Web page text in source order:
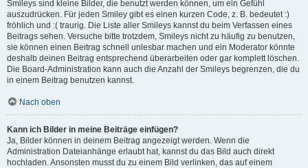
Smileys sind kleine Bilder, die benutzt werden können, um ein Gefühl
auszudrücken. Für jeden Smiley gibt es einen kurzen Code, z. B. bedeutet :)
fröhlich und :( traurig. Die Liste aller Smileys kannst du beim Verfassen eines
Beitrags sehen. Versuche bitte trotzdem, Smileys nicht zu häufig zu benutzen,
sie können einen Beitrag schnell unlesbar machen und ein Moderator könnte
deshalb deinen Beitrag entsprechend überarbeiten oder gar komplett löschen.
Die Board-Administration kann auch die Anzahl der Smileys begrenzen, die du
in einem Beitrag benutzen kannst.
Nach oben
Kann ich Bilder in meine Beiträge einfügen?
Ja, Bilder können in deinem Beitrag angezeigt werden. Wenn die
Administration Dateianhänge erlaubt hat, kannst du das Bild auch direkt
hochladen. Ansonsten musst du zu einem Bild verlinken, das auf einem